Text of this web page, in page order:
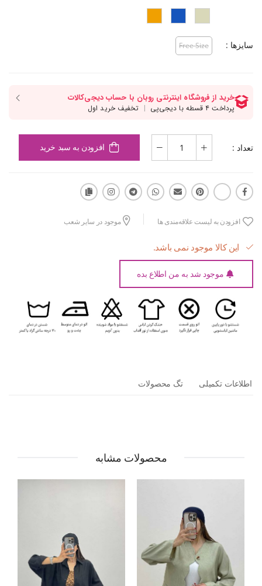
سایزها : Free Size
تعداد : افزودن به سبد خرید
افزودن به لیست علاقه‌مندی ها موجود در سایر شعب
این کالا موجود نمی باشد.
موجود شد به من اطلاع بده
اطلاعات تکمیلی تگ محصولات
محصولات مشابه